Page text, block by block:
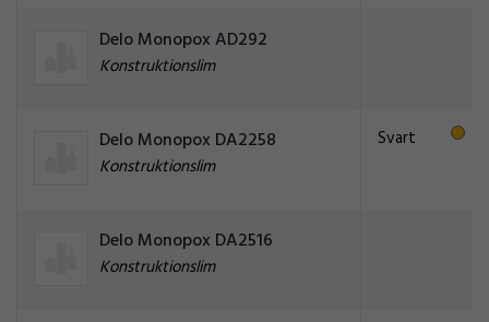
Delo Monopox AD292
Konstruktionslim
Delo Monopox DA2258
Konstruktionslim
Svart
Delo Monopox DA2516
Konstruktionslim